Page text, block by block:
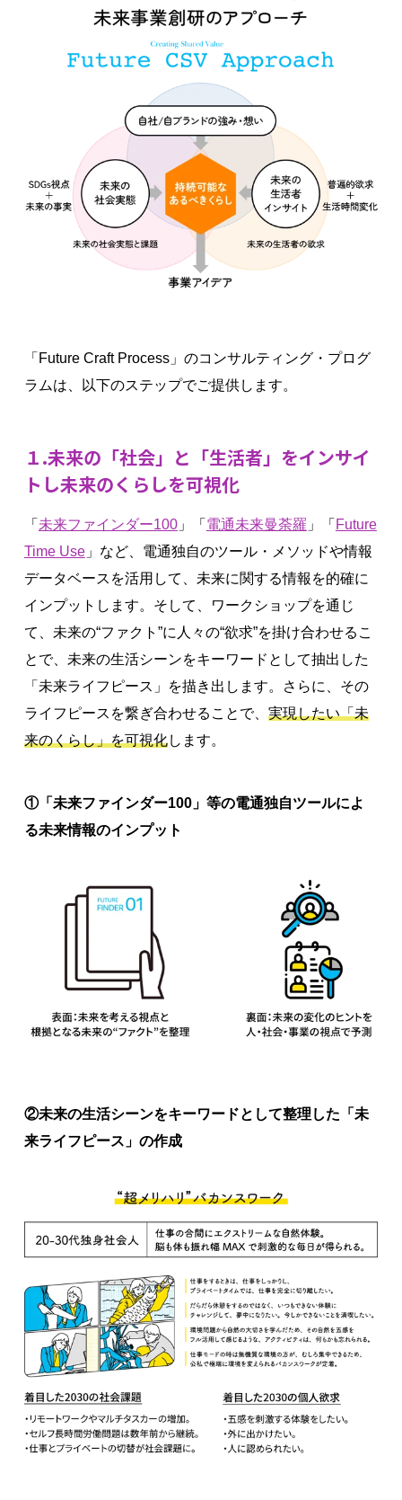
「Future Craft Process」のコンサルティング・プログ
ラムは、以下のステップでご提供します。
１.未来の「社会」と「生活者」をインサイ
トし未来のくらしを可視化
「 未来ファインダー100」「 電通未来曼荼羅 」「 Future
Time Use」など、電通独自のツール・メソッドや情報
データベースを活用して、未来に関する情報を的確に
インプットします。そして、ワークショップを通じ
て、未来の“ファクト”に人々の“欲求”を掛け合わせるこ
とで、未来の生活シーンをキーワードとして抽出した
「未来ライフピース」を描き出します。さらに、その
ライフピースを繋ぎ合わせることで、 実現したい「未
来のくらし」を可視化します。
①「未来ファインダー100」等の電通独自ツールによ
る未来情報のインプット
②未来の生活シーンをキーワードとして整理した「未
来ライフピース」の作成